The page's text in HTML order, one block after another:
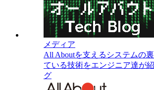
メディア
All Aboutを支えるシステムの
ている技術をエンジニア達が
グ